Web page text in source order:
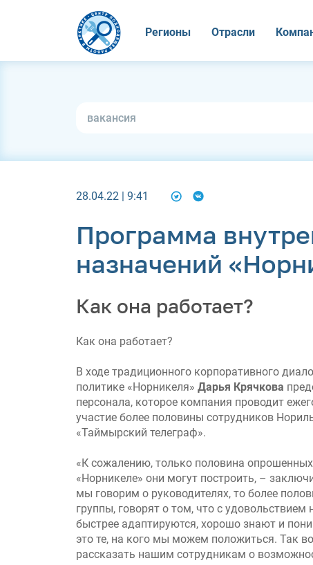
Регионы Отрасли
28.04.22 | 9:41
Программа
назначений
Как она работает?
Как она работает?
В ходе традиционного корпоративного
политике «Норникеля» Дарья Крячкова
персонала, которое компания проводит
участие более половины сотрудников
«Таймырский телеграф».
«К сожалению, только половина
«Норникеле» они могут построить, –
мы говорим о руководителях, то более
группы, говорят о том, что с
быстрее адаптируются, хорошо знают и
это те, на кого мы можем положиться. Так
рассказать нашим сотрудникам о